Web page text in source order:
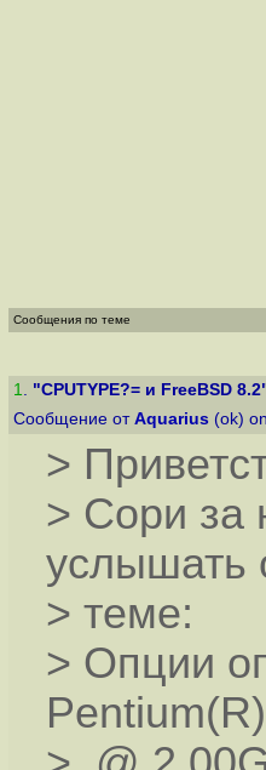
Сообщения по теме
1. "CPUTYPE?= и FreeBSD
Сообщение от Aquarius (ok)
>
> Сори за
услышать
> теме:
> Опции